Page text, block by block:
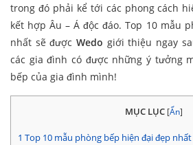
trong đó phải kể tới các phong cách
kết hợp Âu – Á độc đáo. Top 10 mẫu
nhất sẽ được Wedo giới thiệu ngay
các gia đình có được những ý tưởng
bếp của gia đình mình!
MỤC LỤC [Ẩn]
1 Top 10 mẫu phòng bếp hiện đại đẹp nhất